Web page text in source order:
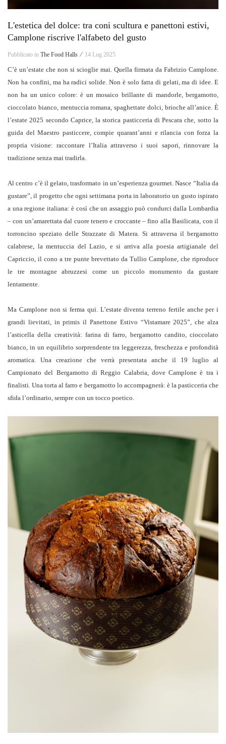
L'estetica del dolce: tra coni scultura e panettoni estivi,
Camplone riscrive l'alfabeto del gusto
Pubblicato in The Food Halls ⁄ 14 Lug 2025
C’è un’estate che non si scioglie mai. Quella firmata da Fabrizio Camplone.
Non ha confini, ma ha radici solide. Non è solo fatta di gelati, ma di idee. E
non ha un unico colore: è un mosaico brillante di mandorle, bergamotto,
cioccolato bianco, mentuccia romana, spaghettate dolci, brioche all’anice. È
l’estate 2025 secondo Caprice, la storica pasticceria di Pescara che, sotto la
guida del Maestro pasticcere, compie quarant’anni e rilancia con forza la
propria visione: raccontare l’Italia attraverso i suoi sapori, rinnovare la
tradizione senza mai tradirla.
Al centro c’è il gelato, trasformato in un’esperienza gourmet. Nasce “Italia da
gustare”, il progetto che ogni settimana porta in laboratorio un gusto ispirato
a una regione italiana: è così che un assaggio può condurci dalla Lombardia
– con un’amarettata dal cuore tenero e croccante – fino alla Basilicata, con il
torroncino speziato delle Strazzate di Matera. Si attraversa il bergamotto
calabrese, la mentuccia del Lazio, e si arriva alla poesia artigianale del
Capriccio, il cono a tre punte brevettato da Tullio Camplone, che riproduce
le tre montagne abruzzesi come un piccolo monumento da gustare
lentamente.
Ma Camplone non si ferma qui. L’estate diventa terreno fertile anche per i
grandi lievitati, in primis il Panettone Estivo “Vistamare 2025”, che alza
l’asticella della creatività: farina di farro, bergamotto candito, cioccolato
bianco, in un equilibrio sorprendente tra leggerezza, freschezza e profondità
aromatica. Una creazione che verrà presentata anche il 19 luglio al
Campionato del Bergamotto di Reggio Calabria, dove Camplone è tra i
finalisti. Una torta al farro e bergamotto lo accompagnerà: è la pasticceria che
sfida l’ordinario, sempre con un tocco poetico.